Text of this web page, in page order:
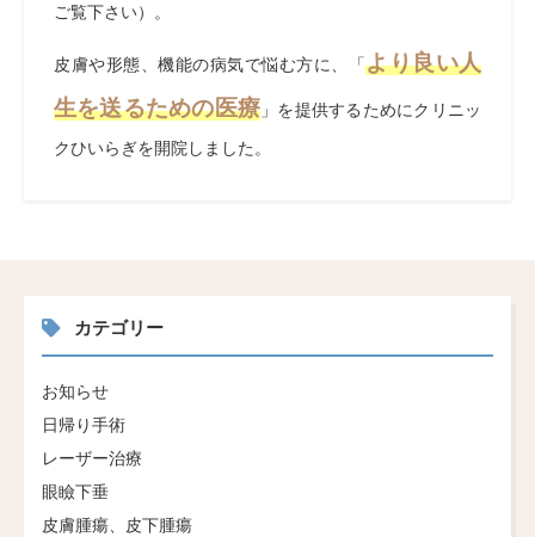
ご覧下さい）。
皮膚や形態、機能の病気で悩む方に、「より良い人
生を送るための医療 」を提供するためにクリニッ
クひいらぎを開院しました。
カテゴリー
お知らせ
日帰り手術
レーザー治療
眼瞼下垂
皮膚腫瘍、皮下腫瘍